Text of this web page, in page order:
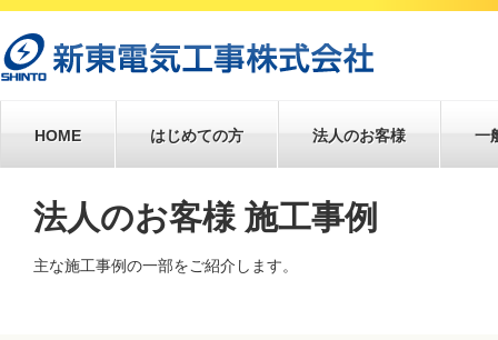
HOME はじめての方 法人のお客様 一
法人のお客様 施工事例
主な施工事例の一部をご紹介します。